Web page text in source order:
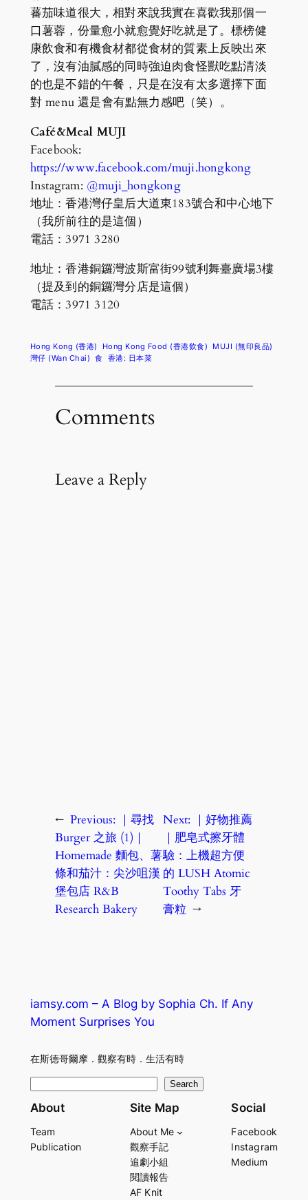
蕃茄味道很大，相對來說我實在喜歡我那個一
口薯蓉，份量愈小就愈覺好吃就是了。標榜健
康飲食和有機食材都從食材的質素上反映出來
了，沒有油膩感的同時強迫肉食怪獸吃點清淡
的也是不錯的午餐，只是在沒有太多選擇下面
對 menu 還是會有點無力感吧（笑）。
Café&Meal MUJI
Facebook:
https://www.facebook.com/muji.hongkong
Instagram: @muji_hongkong
地址：香港灣仔皇后大道東183號合和中心地下
（我所前往的是這個）
電話：3971 3280
地址：香港銅鑼灣波斯富街99號利舞臺廣場3樓
（提及到的銅鑼灣分店是這個）
電話：3971 3120
Hong Kong (香港) Hong Kong Food (香港飲食)
MUJI (無印良品)
灣仔 (Wan Chai) 食 香港: 日本菜
Comments
Leave a Reply
← Previous: ｜尋找
Burger 之旅 (1)｜
Homemade 麵包、薯
條和茄汁：尖沙咀漢
堡包店 R&B
Research Bakery
Next: ｜好物推薦
｜肥皂式擦牙體
驗：上機超方便
的 LUSH Atomic
Toothy Tabs 牙
膏粒 →
iamsy.com – A Blog by Sophia Ch. If Any
Moment Surprises You
在斯德哥爾摩．觀察有時．生活有時
e
r
Search
About
Team
Publication
Site Map
About Me
觀察手記
追劇小組
閱讀報告
AF Knit
Social
Facebook
Instagram
Medium